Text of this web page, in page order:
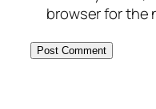
browser for the